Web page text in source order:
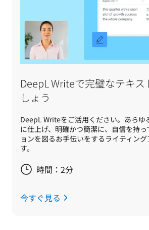
DeepL Writeで完璧なテキス
しょう
DeepL Writeをご活用ください。あらゆ
に仕上げ、明確かつ簡潔に、自信を持
ョンを図るお手伝いをするライティン
す。
時間：2分
今すぐ見る